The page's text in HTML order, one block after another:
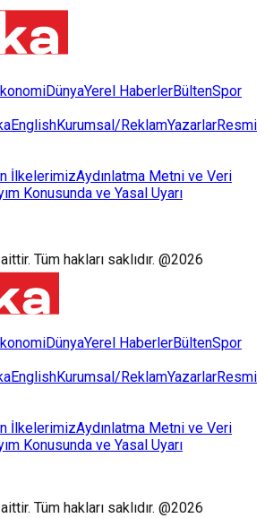
DünyaYerel HaberlerBültenSpor
Kurumsal/ReklamYazarlarResmi
İlkelerimizAydınlatma Metni ve Veri
Konusunda ve Yasal Uyarı
Tüm hakları saklıdır. @2026
DünyaYerel HaberlerBültenSpor
Kurumsal/ReklamYazarlarResmi
İlkelerimizAydınlatma Metni ve Veri
Konusunda ve Yasal Uyarı
Tüm hakları saklıdır. @2026